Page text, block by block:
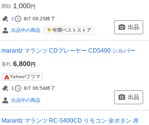
開始 1,000円
1 8/7 09:25終了
出品中の商品 年間ベストストア 出品
marantz マランツ CDプレーヤー CD5400 シルバー
落札 6,800円
Yahoo!フリマ
1 8/7 06:54終了
出品中の商品 出品
Marantz マランツ RC-5400CD リモコン 全ボタン 赤